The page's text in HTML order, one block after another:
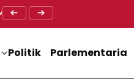
BTS, Diwa : Nyawa dan
Doa Lintas Agama Perkuat
Politik Parlementaria